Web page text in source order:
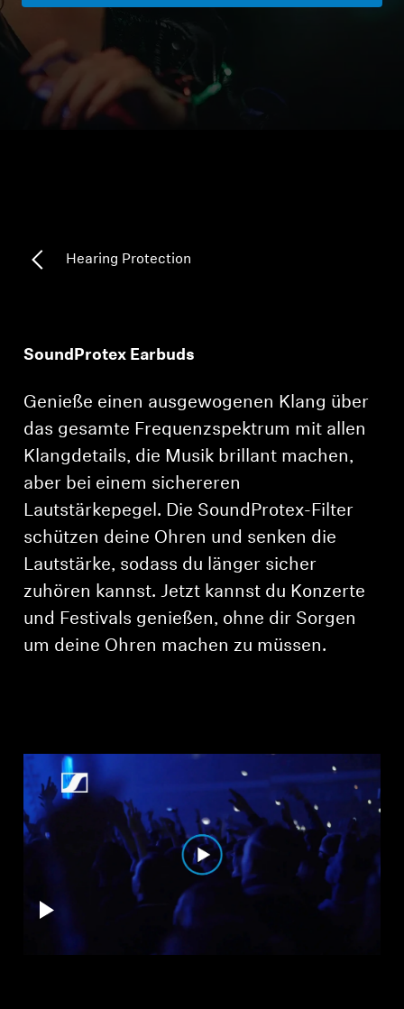
Kopfhörer-Ersatzteile & Zubehör
Hearing
AMBEO Soundbars und Subs
AMBEO entdecken
AMBEO Ersatzteile & Zubehör
Über uns
Support
Professionell
Hearing Protection
SoundProtex Earbuds
Genieße einen ausgewogenen Klang über
das gesamte Frequenzspektrum mit allen
Klangdetails, die Musik brillant machen,
aber bei einem sichereren
Lautstärkepegel. Die SoundProtex-Filter
schützen deine Ohren und senken die
Lautstärke, sodass du länger sicher
zuhören kannst. Jetzt kannst du Konzerte
und Festivals genießen, ohne dir Sorgen
um deine Ohren machen zu müssen.